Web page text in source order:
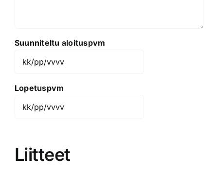
Suunniteltu aloituspvm
KK
PP
slash
Lopetuspvm
KK
slash
Liitteet